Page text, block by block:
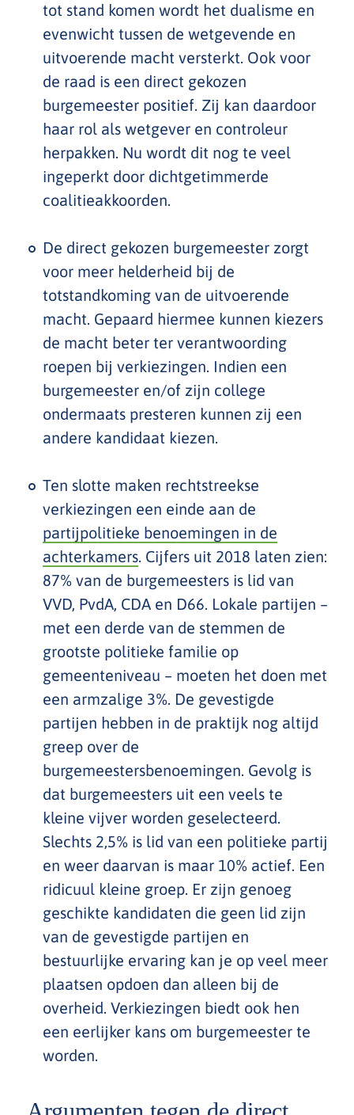
tot stand komen wordt het dualisme en
evenwicht tussen de wetgevende en
uitvoerende macht versterkt. Ook voor
de raad is een direct gekozen
burgemeester positief. Zij kan daardoor
haar rol als wetgever en controleur
herpakken. Nu wordt dit nog te veel
ingeperkt door dichtgetimmerde
coalitieakkoorden.
De direct gekozen burgemeester zorgt
voor meer helderheid bij de
totstandkoming van de uitvoerende
macht. Gepaard hiermee kunnen kiezers
de macht beter ter verantwoording
roepen bij verkiezingen. Indien een
burgemeester en/of zijn college
ondermaats presteren kunnen zij een
andere kandidaat kiezen.
Ten slotte maken rechtstreekse
verkiezingen een einde aan de
partijpolitieke benoemingen in de
achterkamers. Cijfers uit 2018 laten zien:
87% van de burgemeesters is lid van
VVD, PvdA, CDA en D66. Lokale partijen –
met een derde van de stemmen de
grootste politieke familie op
gemeenteniveau – moeten het doen met
een armzalige 3%. De gevestigde
partijen hebben in de praktijk nog altijd
greep over de
burgemeestersbenoemingen. Gevolg is
dat burgemeesters uit een veels te
kleine vijver worden geselecteerd.
Slechts 2,5% is lid van een politieke partij
en weer daarvan is maar 10% actief. Een
ridicuul kleine groep. Er zijn genoeg
geschikte kandidaten die geen lid zijn
van de gevestigde partijen en
bestuurlijke ervaring kan je op veel meer
plaatsen opdoen dan alleen bij de
overheid. Verkiezingen biedt ook hen
een eerlijker kans om burgemeester te
worden.